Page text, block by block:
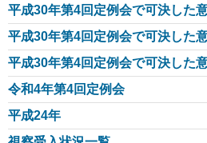
平成30年第4回定例会で可決した
平成30年第4回定例会で可決した
平成30年第4回定例会で可決した
令和4年第4回定例会
平成24年